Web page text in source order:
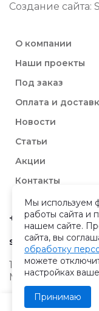
Создание сайтa:
О компании
Наши проекты
Под заказ
Оплата и
Новости
Статьи
Акции
Контакты
+7 (495) 133-74-
129626, г.Москва,
Мытищинская 16,
Мы используем
работы сайта и
нашем сайте.
сайта, вы
обработку
можете
настройках
Принимаю